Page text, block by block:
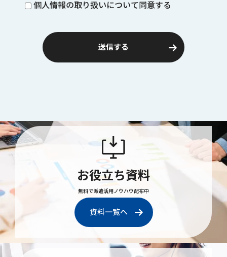
個人情報の取り扱いについて同意する
お役立ち資料
無料で派遣活用ノウハウ配布中
資料一覧へ